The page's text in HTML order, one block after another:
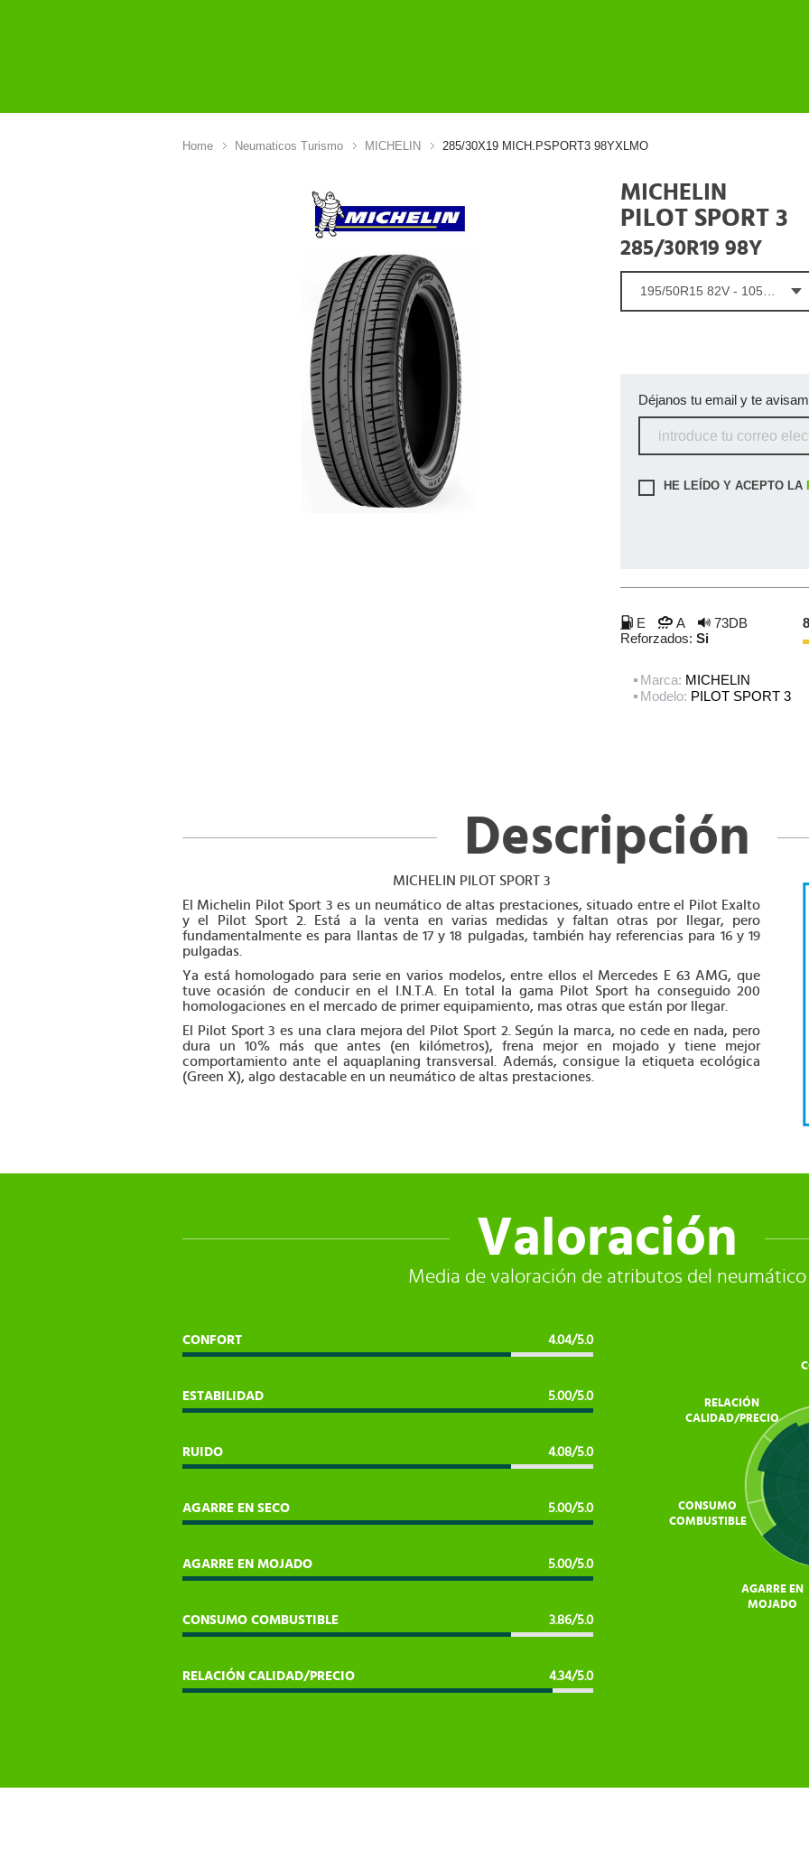
Home Neumaticos Turismo MICHELIN 285/30X19 MICH.PSPORT3 98YXLMO
MICHELIN
PILOT SPORT 3
285/30R19 98Y
Déjanos tu email y te
HE LEÍDO Y ACEPTO LA
E A
73DB
Reforzados: Si
Marca: MICHELIN
Modelo: PILOT SPORT 3
Descripción
MICHELIN PILOT SPORT 3
El Michelin Pilot Sport 3 es un neumático de altas prestaciones, situado entre el Pilot Exalto
y el Pilot Sport 2. Está a la venta en varias medidas y faltan otras por llegar, pero
fundamentalmente es para llantas de 17 y 18 pulgadas, también hay referencias para 16 y 19
pulgadas.
Ya está homologado para serie en varios modelos, entre ellos el Mercedes E 63 AMG, que
tuve ocasión de conducir en el I.N.T.A. En total la gama Pilot Sport ha conseguido 200
homologaciones en el mercado de primer equipamiento, mas otras que están por llegar.
El Pilot Sport 3 es una clara mejora del Pilot Sport 2. Según la marca, no cede en nada, pero
dura un 10% más que antes (en kilómetros), frena mejor en mojado y tiene mejor
comportamiento ante el aquaplaning transversal. Además, consigue la etiqueta ecológica
(Green X), algo destacable en un neumático de altas prestaciones.
Valoración
Media de valoración de atributos del neumático
CONFORT 4.04/5.0
ESTABILIDAD 5.00/5.0
RUIDO 4.08/5.0
AGARRE EN SECO 5.00/5.0
AGARRE EN MOJADO 5.00/5.0
CONSUMO COMBUSTIBLE 3.86/5.0
RELACIÓN CALIDAD/PRECIO 4.34/5.0
AGARRE EN
MOJADO
CONSUMO
COMBUSTIBLE
RELACIÓN
CALIDAD/PRECIO